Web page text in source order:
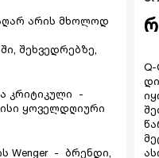
არის მხოლოდ
შეხვედრებზე,
კრიტიკული -
ყოველდღიური
Wenger - ბრენდი,